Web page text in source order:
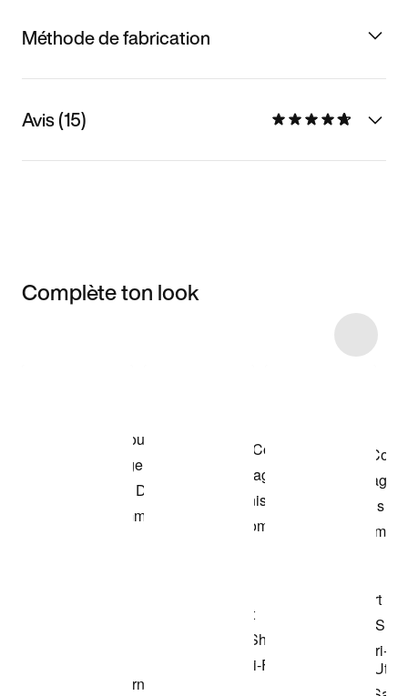
Méthode de fabrication
Avis (15)
Complète ton look